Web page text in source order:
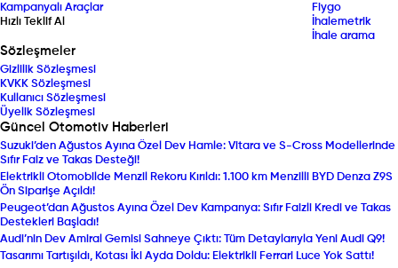
Kampanyalı Araçlar
Hızlı Teklif Al
Fiygo
İhalemetrik
İhale arama
Sözleşmeler
Gizlilik Sözleşmesi
KVKK Sözleşmesi
Kullanıcı Sözleşmesi
Üyelik Sözleşmesi
Güncel Otomotiv Haberleri
Suzuki’den Ağustos Ayına Özel Dev Hamle: Vitara ve S-Cross Modellerinde
Sıfır Faiz ve Takas Desteği!
Elektrikli Otomobilde Menzil Rekoru Kırıldı: 1.100 km Menzilli BYD Denza Z9S
Ön Siparişe Açıldı!
Peugeot’dan Ağustos Ayına Özel Dev Kampanya: Sıfır Faizli Kredi ve Takas
Destekleri Başladı!
Audi’nin Dev Amiral Gemisi Sahneye Çıktı: Tüm Detaylarıyla Yeni Audi Q9!
Tasarımı Tartışıldı, Kotası İki Ayda Doldu: Elektrikli Ferrari Luce Yok Sattı!